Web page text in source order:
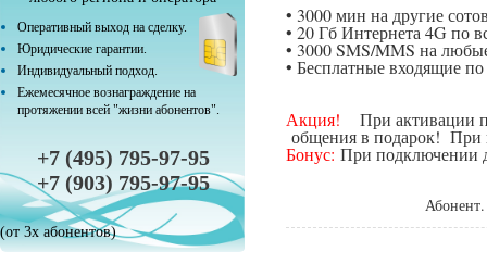
Оперативный выход на сделку.
Юридические гарантии.
Индивидуальный подход.
Ежемесячное вознаграждение на
протяжении всей "жизни абонентов".
+7 (495) 795-97-95
+7 (903) 795-97-95
(от 3х абонентов)
• 3000 мин на другие
• 20 Гб Интернета 4G по
• 3000 SMS/MMS на
• Бесплатные входящие
Акция! При активации
общения в подарок! При
Бонус: При подключении